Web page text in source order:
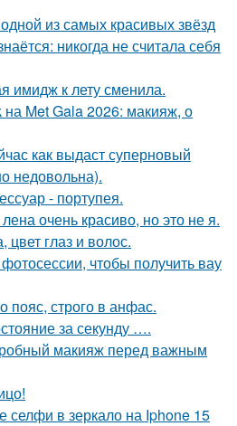
из самых красивых звёзд
никогда не считала себя
имидж к лету сменила.
Met Gala 2026: макияж, о
как выдаст суперновый
недовольна).
- портупея.
очень красиво, но это не я.
глаз и волос.
фотосессии, чтобы получить вау
строго в анфас.
за секунду ….
макияж перед важным
селфи в зеркало на Iphone 15